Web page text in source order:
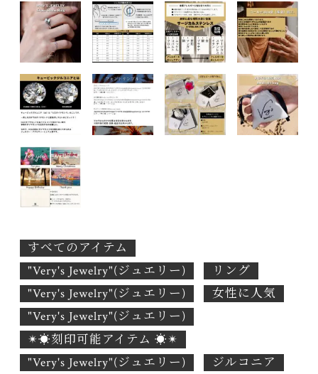
すべてのアイテム
"Very's Jewelry"(ジュエリー)
リング
"Very's Jewelry"(ジュエリー)
女性に人気
"Very's Jewelry"(ジュエリー)
✴︎☀︎刻印可能アイテム ☀︎✴︎
"Very's Jewelry"(ジュエリー)
ジルコニア